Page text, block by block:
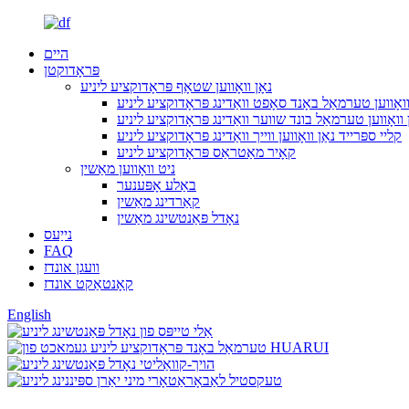
היים
פּראָדוקטן
נאָן וואָווען שטאָף פּראָדוקציע ליניע
טערמאַל באָנד סאָפט וואַדינג פּראָדוקציע ליניע
וואָווען טערמאַל בונד שווער וואַדינג פּראָדוקציע ליניע
קליי ספּרייד נאַן וואָווען ווייך וואַדינג פּראָדוקציע ליניע
קאָיר מאַטראַס פּראָדוקציע ליניע
ניט וואָווען מאַשין
באַלע אָפּענער
קאַרדינג מאַשין
נאָדל פּאַנטשינג מאַשין
נייַעס
FAQ
וועגן אונדז
קאָנטאַקט אונדז
English